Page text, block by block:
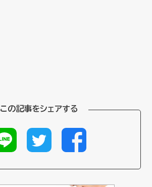
この記事をシェアする